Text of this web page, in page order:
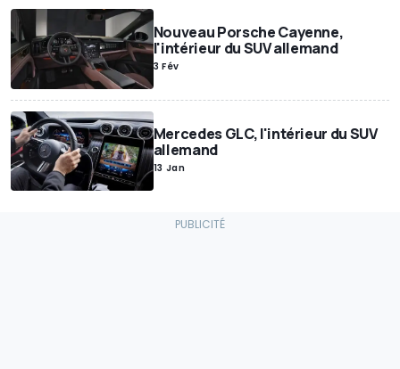
Nouveau Porsche Cayenne,
l'intérieur du SUV allemand
3 Fév
Mercedes GLC, l'intérieur du SUV
allemand
13 Jan